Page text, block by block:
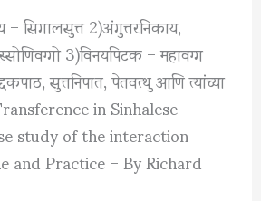
सिगालसुत्त 2)अंगुत्तरनिकाय,
3)विनयपिटक – महावग्ग
सुत्तनिपात, पेतवत्थु आणि त्यांच्या
in Sinhalese
study of the interaction
and Practice – By Richard